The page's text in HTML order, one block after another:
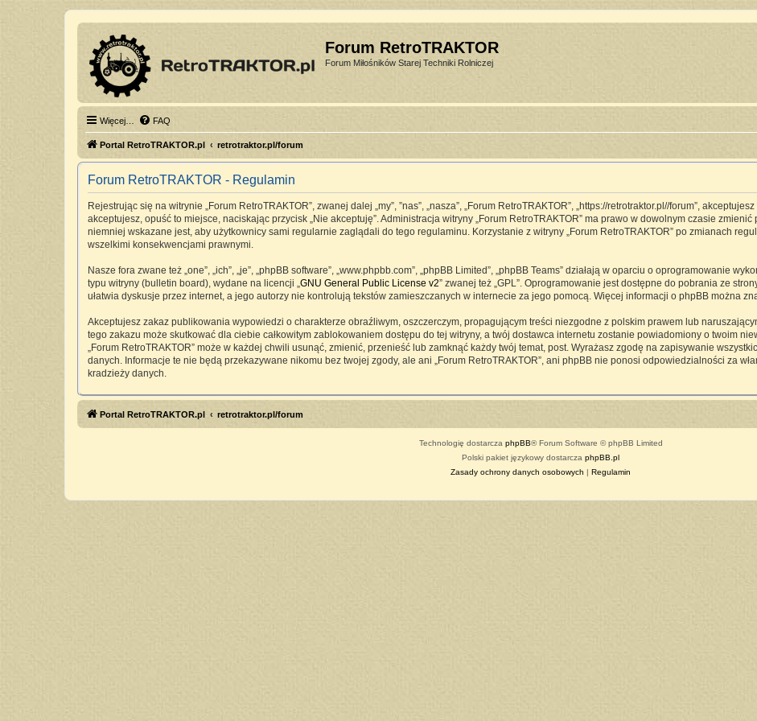
Forum RetroTRAKTOR
Forum Miłośników Starej Techniki Rolniczej
Więcej… FAQ
Portal RetroTRAKTOR.pl retrotraktor.pl/forum
Forum RetroTRAKTOR - Regulamin
Rejestrując się na witrynie „Forum RetroTRAKTOR”, zwanej dalej „my”, ”nas”, „nasza”, „Forum RetroTRAKTOR”, „https://retrotraktor.pl//forum”,
akceptujesz, opuść to miejsce, naciskając przycisk „Nie akceptuję”. Administracja witryny „Forum RetroTRAKTOR” ma prawo w dowolnym czasie
niemniej wskazane jest, aby użytkownicy sami regularnie zaglądali do tego regulaminu. Korzystanie z witryny „Forum RetroTRAKTOR” po zmianach
wszelkimi konsekwencjami prawnymi.
Nasze fora zwane też „one”, „ich”, „je”, „phpBB software”, „www.phpbb.com”, „phpBB Limited”, „phpBB Teams” działają w oparciu o oprogramowanie
typu witryny (bulletin board), wydane na licencji „GNU General Public License v2” zwanej też „GPL”. Oprogramowanie jest dostępne do pobrania ze
ułatwia dyskusje przez internet, a jego autorzy nie kontrolują tekstów zamieszczanych w internecie za jego pomocą. Więcej informacji o phpBB można
Akceptujesz zakaz publikowania wypowiedzi o charakterze obraźliwym, oszczerczym, propagującym treści niezgodne z polskim prawem lub
tego zakazu może skutkować dla ciebie całkowitym zablokowaniem dostępu do tej witryny, a twój dostawca internetu zostanie powiadomiony o twoim
„Forum RetroTRAKTOR” może w każdej chwili usunąć, zmienić, przenieść lub zamknąć każdy twój temat, post. Wyrażasz zgodę na zapisywanie
danych. Informacje te nie będą przekazywane nikomu bez twojej zgody, ale ani „Forum RetroTRAKTOR”, ani phpBB nie ponosi odpowiedzialności za
kradzieży danych.
Portal RetroTRAKTOR.pl retrotraktor.pl/forum
Technologię dostarcza phpBB® Forum Software © phpBB Limited
Polski pakiet językowy dostarcza phpBB.pl
Zasady ochrony danych osobowych | Regulamin